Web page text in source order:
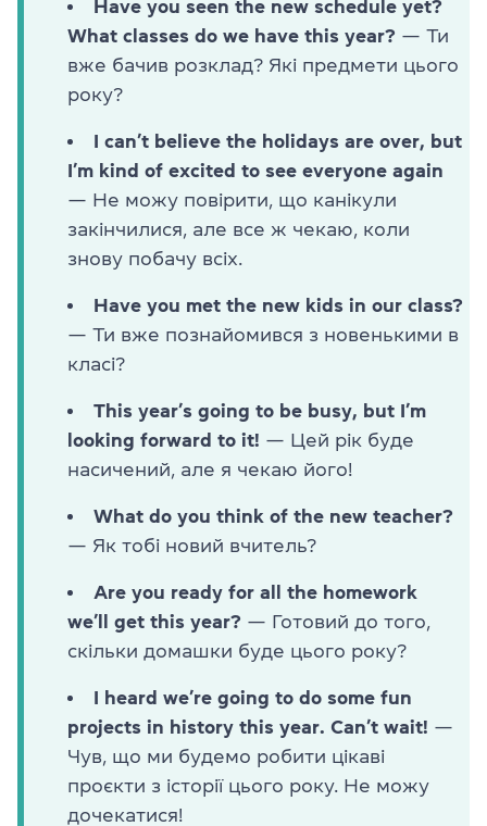
Have you seen the new schedule yet?
What classes do we have this year? — Ти
вже бачив розклад? Які предмети цього
року?
I can’t believe the holidays are over, but
I’m kind of excited to see everyone again
— Не можу повірити, що канікули
закінчилися, але все ж чекаю, коли
знову побачу всіх.
Have you met the new kids in our class?
— Ти вже познайомився з новенькими в
класі?
This year’s going to be busy, but I’m
looking forward to it! — Цей рік буде
насичений, але я чекаю його!
What do you think of the new teacher?
— Як тобі новий вчитель?
Are you ready for all the homework
we’ll get this year? — Готовий до того,
скільки домашки буде цього року?
I heard we’re going to do some fun
projects in history this year. Can’t wait! —
Чув, що ми будемо робити цікаві
проєкти з історії цього року. Не можу
дочекатися!